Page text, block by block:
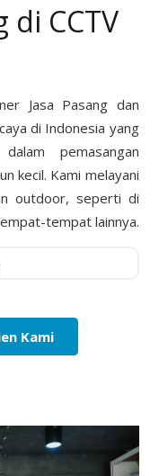
di CCTV
Jasa Pasang dan
di Indonesia yang
pemasangan
kecil. Kami melayani
outdoor, seperti di
tempat lainnya.
Kami